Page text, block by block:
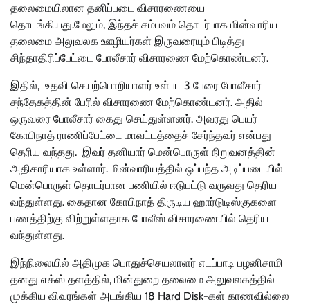
தலைமையிலான தனிப்படை விசாரணையை
தொடங்கியது.மேலும், இந்தச் சம்பவம் தொடர்பாக மின்வாரிய
தலைமை அலுவலக ஊழியர்கள் இருவரையும் பிடித்து
சிந்தாதிரிப்பேட்டை போலீசார் விசாரணை மேற்கொண்டனர்.
இதில், உதவி செயற்பொறியாளர் உள்பட 3 பேரை போலீசார்
சந்தேகத்தின் பேரில் விசாரணை மேற்கொண்டனர். அதில்
ஒருவரை போலீசார் கைது செய்துள்ளனர். அவரது பெயர்
கோபிநாத் ராணிப்பேட்டை மாவட்டத்தைச் சேர்ந்தவர் என்பது
தெரிய வந்தது. இவர் தனியார் மென்பொருள் நிறுவனத்தின்
அதிகாரியாக உள்ளார். மின்வாரியத்தில் ஒப்பந்த அடிப்படையில்
மென்பொருள் தொடர்பான பணியில் ஈடுபட்டு வருவது தெரிய
வந்துள்ளது. கைதான கோபிநாத் திருடிய ஹார்டுடிஸ்குகளை
பணத்திற்கு விற்றுள்ளதாக போலீஸ் விசாரணையில் தெரிய
வந்துள்ளது.
இந்நிலையில் அதிமுக பொதுச்செயலாளர் எடப்பாடி பழனிசாமி
தனது எக்ஸ் தளத்தில், மின்துறை தலைமை அலுவலகத்தில்
முக்கிய விவரங்கள் அடங்கிய 18 Hard Disk-கள் காணவில்லை